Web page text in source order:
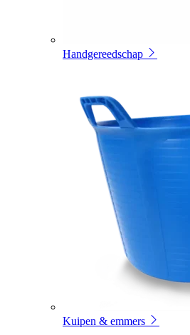
Handgereedschap
Kuipen & emmers